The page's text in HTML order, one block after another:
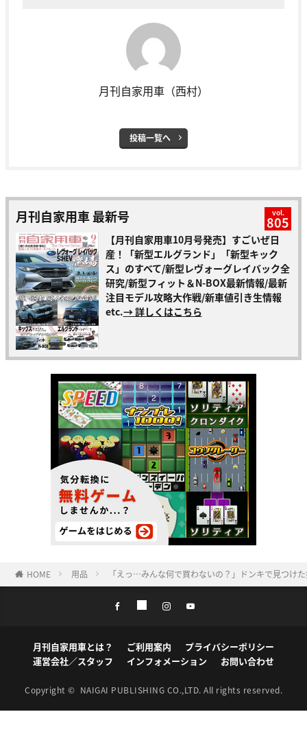
月刊自家用車（西村）
投稿一覧へ
月刊自家用車 最新号 vol.
805
【月刊自家用車10月号発売】すごいぜ日
産！「新型エルグランド」「新型キック
ス」のすべて/新型レヴォーグレイバック全
研究/新型フィット＆N-BOX最新情報/最新
注目モデル攻略大作戦/新車値引き生情報
etc.→ 詳しくはこちら
HOME 用品 「えっ…みんな何で買わないの？」ドンキで見つけ
月刊自家用車とは？ ご利用案内
プライバシーポリシー
運営会社／スタッフ
インフォメーション お問い合わせ
Copyright © NAIGAI PUBLISHING CO.,LTD. All rights reserved.